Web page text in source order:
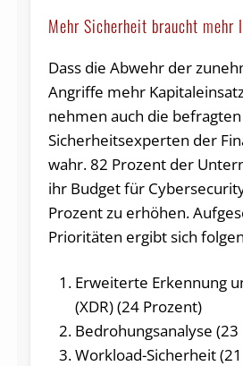
Mehr Sicherheit braucht mehr
Dass die Abwehr der
Angriffe mehr
nehmen auch die befragten
Sicherheitsexperten der
wahr. 82 Prozent der
ihr Budget für
Prozent zu erhöhen.
Prioritäten ergibt sich
Erweiterte Erkennung
(XDR) (24 Prozent)
Bedrohungsanalyse
Workload-Sicherheit